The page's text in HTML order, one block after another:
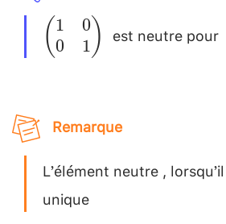
\begin{pmatrix}
1 & 0 \\ 0 & 1
(1
0
0
1) est neutre pour
Remarque
L’élément neutre ,
unique